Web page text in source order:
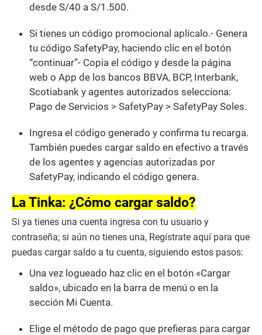
desde S/40 a S/1.500.
Si tienes un código promocional aplícalo.- Genera
tu código SafetyPay, haciendo clic en el botón
“continuar”- Copia el código y desde la página
web o App de los bancos BBVA, BCP, Interbank,
Scotiabank y agentes autorizados selecciona:
Pago de Servicios > SafetyPay > SafetyPay Soles.
Ingresa el código generado y confirma tu recarga.
También puedes cargar saldo en efectivo a través
de los agentes y agencias autorizadas por
SafetyPay, indicando el código genera.
La Tinka: ¿Cómo cargar saldo?
Si ya tienes una cuenta ingresa con tu usuario y
contraseña; si aún no tienes una, Regístrate aquí para que
puedas cargar saldo a tu cuenta, siguiendo estos pasos:
Una vez logueado haz clic en el botón «Cargar
saldo», ubicado en la barra de menú o en la
sección Mi Cuenta.
Elige el método de pago que prefieras para cargar